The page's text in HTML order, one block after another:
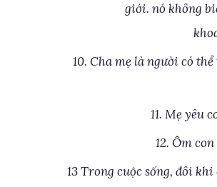
giới. nó không
10. Cha mẹ là người có
11. Mẹ yêu
12. Ôm
13 Trong cuộc sống, đôi